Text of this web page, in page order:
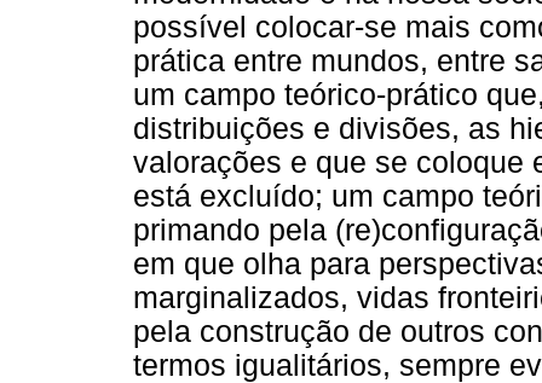
possível colocar-se mais
prática entre mundos, entre
um campo teórico-prático
distribuições e divisões, as
valorações e que se coloque
está excluído; um campo
primando pela
em que olha para
marginalizados, vidas
pela construção de outros
termos igualitários, sempre